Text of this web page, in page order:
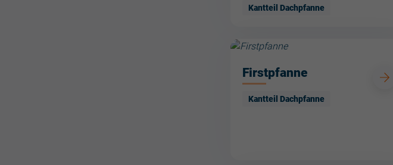
Kantteil Dachpfanne
Firstpfanne
Kantteil Dachpfanne